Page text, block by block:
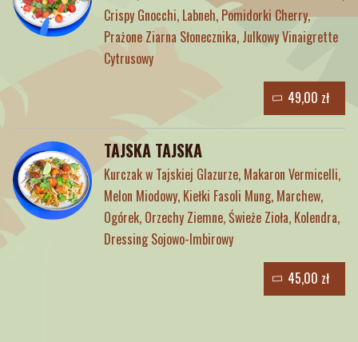
Crispy Gnocchi, Labneh, Pomidorki Cherry,
Prażone Ziarna Słonecznika, Julkowy Vinaigrette
Cytrusowy
TAJSKA TAJSKA
Kurczak w Tajskiej Glazurze, Makaron Vermicelli,
Melon Miodowy, Kiełki Fasoli Mung, Marchew,
Ogórek, Orzechy Ziemne, Świeże Zioła, Kolendra,
Dressing Sojowo-Imbirowy